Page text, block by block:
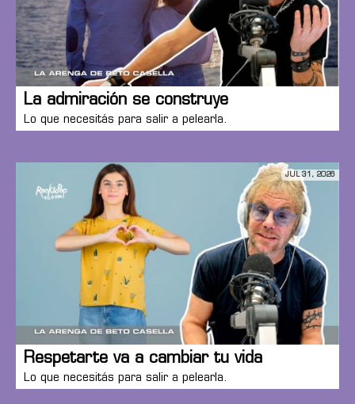
La admiración se construye
Lo que necesitás para salir a pelearla.
JUL 31, 2026
Respetarte va a cambiar tu vida
Lo que necesitás para salir a pelearla.